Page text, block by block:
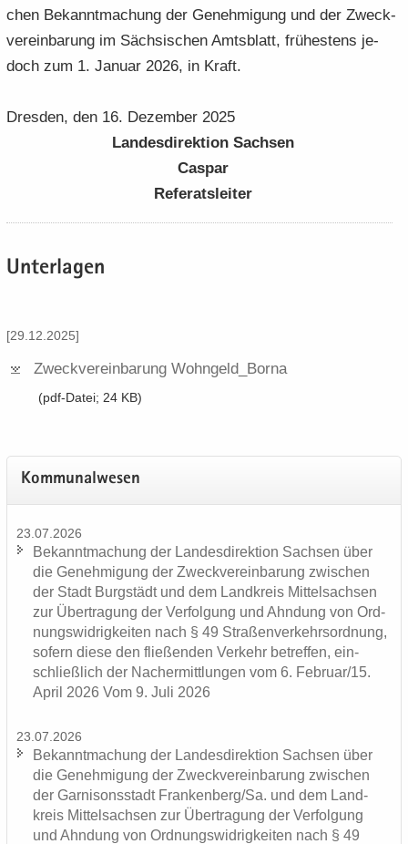
chen Be­kannt­ma­chung der Ge­neh­mi­gung und der Zweck­
ver­ein­ba­rung im Säch­si­schen Amts­blatt, frü­hes­tens je­
doch zum 1. Ja­nu­ar 2026, in Kraft.
Dres­den, den 16. De­zem­ber 2025
Lan­des­di­rek­ti­on Sach­sen
Cas­par
Re­fe­rats­lei­ter
Un­ter­la­gen
[29.12.2025]
Zweck­ver­ein­ba­rung Wohn­geld_​Borna
(pdf-​Datei; 24 KB)
Kom­mu­nal­we­sen
23.07.2026
Be­kannt­ma­chung der Lan­des­di­rek­ti­on Sach­sen über
die Ge­neh­mi­gung der Zweck­ver­ein­ba­rung zwi­schen
der Stadt Burg­städt und dem Land­kreis Mit­tel­sach­sen
zur Über­tra­gung der Ver­fol­gung und Ahn­dung von Ord­
nungs­wid­rig­kei­ten nach § 49 Stra­ßen­ver­kehrs­ord­nung,
so­fern diese den flie­ßen­den Ver­kehr be­tref­fen, ein­
schließ­lich der Nacher­mitt­lun­gen vom 6. Fe­bru­ar/15.
April 2026 Vom 9. Juli 2026
23.07.2026
Be­kannt­ma­chung der Lan­des­di­rek­ti­on Sach­sen über
die Ge­neh­mi­gung der Zweck­ver­ein­ba­rung zwi­schen
der Gar­ni­sons­stadt Fran­ken­berg/Sa. und dem Land­
kreis Mit­tel­sach­sen zur Über­tra­gung der Ver­fol­gung
und Ahn­dung von Ord­nungs­wid­rig­kei­ten nach § 49